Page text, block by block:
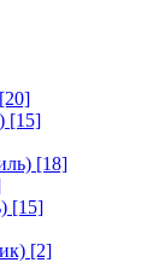
[20]
[15]
[18]
[15]
[2]